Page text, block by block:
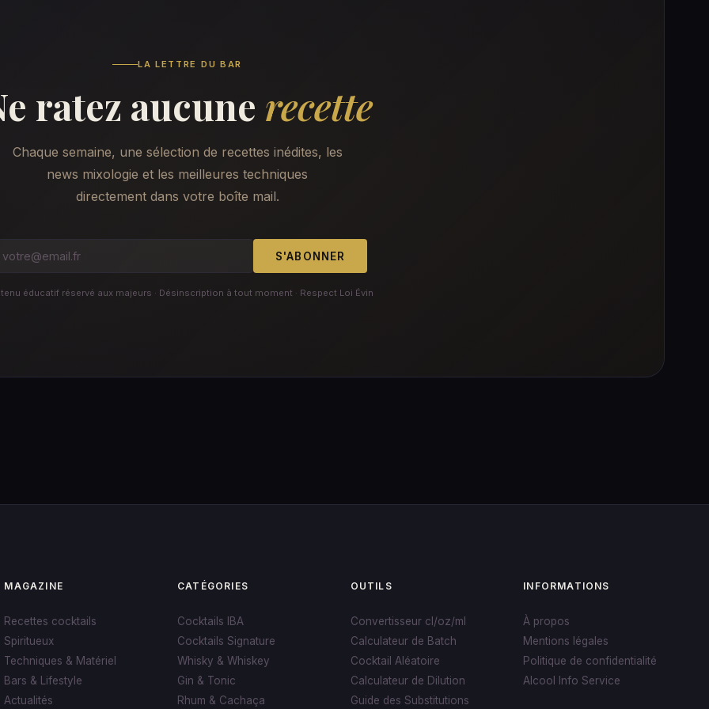
LA LETTRE DU BAR
ratez aucune recette
Chaque semaine, une sélection de recettes inédites, les
news mixologie et les meilleures techniques
directement dans votre boîte mail.
S'ABONNER
éducatif réservé aux majeurs · Désinscription à tout moment · Respect Loi Évin
MAGAZINE
Recettes cocktails
Spiritueux
Techniques & Matériel
Bars & Lifestyle
Actualités
CATÉGORIES
Cocktails IBA
Cocktails Signature
Whisky & Whiskey
Gin & Tonic
Rhum & Cachaça
OUTILS
Convertisseur cl/oz/ml
Calculateur de Batch
Cocktail Aléatoire
Calculateur de Dilution
Guide des Substitutions
INFORMATIONS
À propos
Mentions légales
Politique de confidentialité
Alcool Info Service